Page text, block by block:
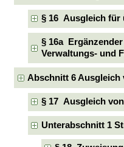
§ 16 Ausgleich für
§ 16a
Verwaltungs- und
Abschnitt 6 Ausgleich
§ 17 Ausgleich
Unterabschnitt 1